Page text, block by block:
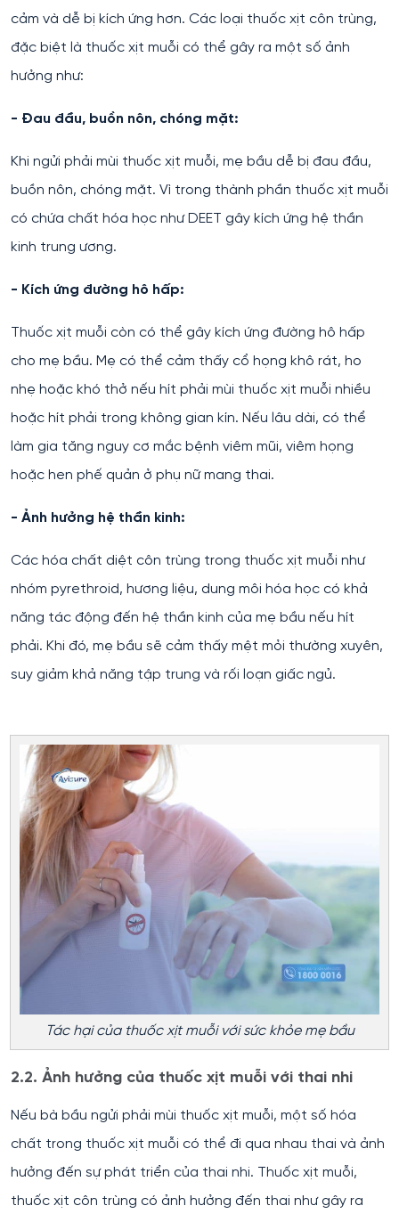
cảm và dễ bị kích ứng hơn. Các loại thuốc xịt côn trùng,
đặc biệt là thuốc xịt muỗi có thể gây ra một số ảnh
hưởng như:
- Đau đầu, buồn nôn, chóng mặt:
Khi ngửi phải mùi thuốc xịt muỗi, mẹ bầu dễ bị đau đầu,
buồn nôn, chóng mặt. Vì trong thành phần thuốc xịt muỗi
có chứa chất hóa học như DEET gây kích ứng hệ thần
kinh trung ương.
- Kích ứng đường hô hấp:
Thuốc xịt muỗi còn có thể gây kích ứng đường hô hấp
cho mẹ bầu. Mẹ có thể cảm thấy cổ họng khô rát, ho
nhẹ hoặc khó thở nếu hít phải mùi thuốc xịt muỗi nhiều
hoặc hít phải trong không gian kín. Nếu lâu dài, có thể
làm gia tăng nguy cơ mắc bệnh viêm mũi, viêm họng
hoặc hen phế quản ở phụ nữ mang thai.
- Ảnh hưởng hệ thần kinh:
Các hóa chất diệt côn trùng trong thuốc xịt muỗi như
nhóm pyrethroid, hương liệu, dung môi hóa học có khả
năng tác động đến hệ thần kinh của mẹ bầu nếu hít
phải. Khi đó, mẹ bầu sẽ cảm thấy mệt mỏi thường xuyên,
suy giảm khả năng tập trung và rối loạn giấc ngủ.
Tác hại của thuốc xịt muỗi với sức khỏe mẹ bầu
2.2. Ảnh hưởng của thuốc xịt muỗi với thai nhi
Nếu bà bầu ngửi phải mùi thuốc xịt muỗi, một số hóa
chất trong thuốc xịt muỗi có thể đi qua nhau thai và ảnh
hưởng đến sự phát triển của thai nhi. Thuốc xịt muỗi,
thuốc xịt côn trùng có ảnh hưởng đến thai như gây ra